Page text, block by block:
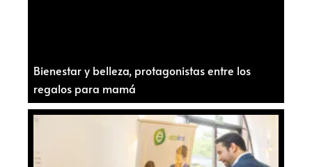
Bienestar y belleza, protagonistas entre los
regalos para mamá